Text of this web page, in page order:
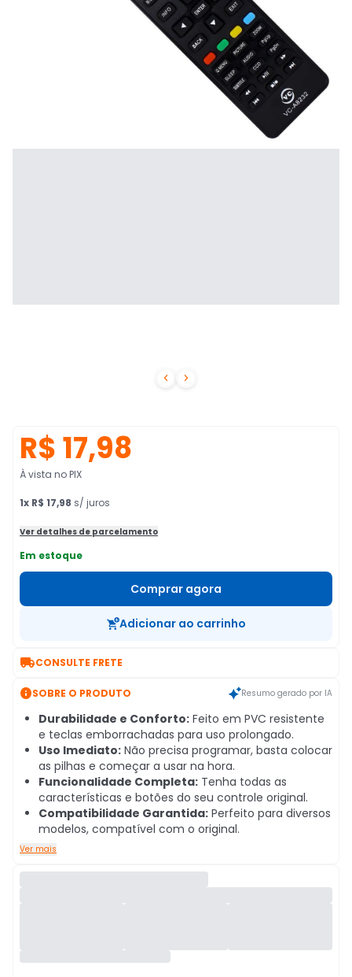
 
R$ 17,98
À vista no PIX
1x R$ 17,98 s/ juros
Ver detalhes de parcelamento
Em estoque
Comprar agora
Adicionar ao carrinho
CONSULTE FRETE
SOBRE O PRODUTO Resumo gerado por IA
Durabilidade e Conforto: Feito em PVC resistente
e teclas emborrachadas para uso prolongado.
Uso Imediato: Não precisa programar, basta colocar
as pilhas e começar a usar na hora.
Funcionalidade Completa: Tenha todas as
características e botões do seu controle original.
Compatibilidade Garantida: Perfeito para diversos
modelos, compatível com o original.
Ver mais